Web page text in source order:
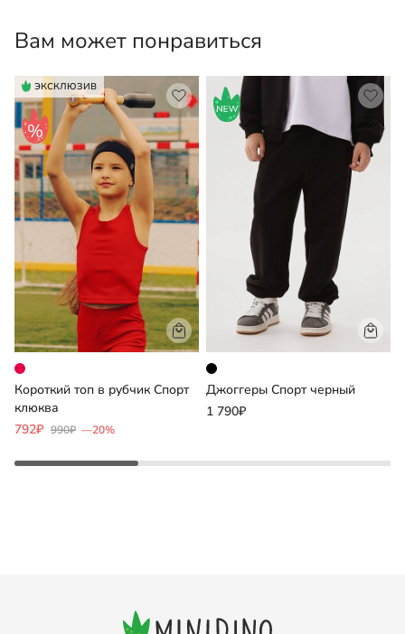
Вам может понравиться
ЭКСКЛЮЗИВ
Короткий топ в рубчик Спорт
клюква
792₽ 990₽ —20%
Джоггеры Спорт черный
1 790₽